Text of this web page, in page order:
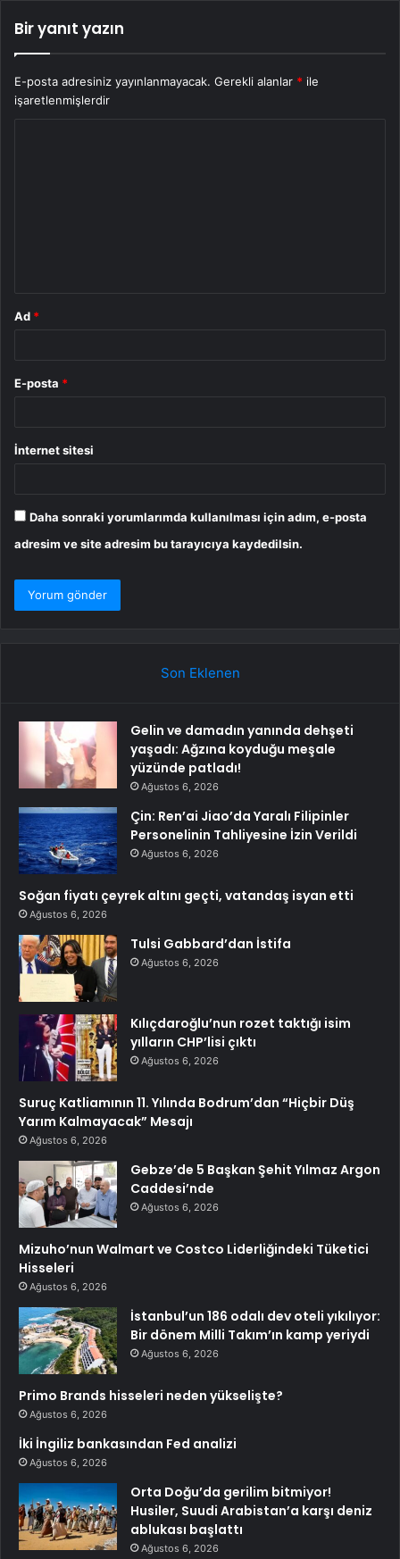
Bir yanıt yazın
E-posta adresiniz yayınlanmayacak. Gerekli alanlar * ile
işaretlenmişlerdir
Ad *
E-posta *
İnternet sitesi
Daha sonraki yorumlarımda kullanılması için adım, e-posta
adresim ve site adresim bu tarayıcıya kaydedilsin.
Son Eklenen
Gelin ve damadın yanında dehşeti
yaşadı: Ağzına koyduğu meşale
yüzünde patladı!
Ağustos 6, 2026
Çin: Ren’ai Jiao’da Yaralı Filipinler
Personelinin Tahliyesine İzin Verildi
Ağustos 6, 2026
Soğan fiyatı çeyrek altını geçti, vatandaş isyan etti
Ağustos 6, 2026
Tulsi Gabbard’dan İstifa
Ağustos 6, 2026
Kılıçdaroğlu’nun rozet taktığı isim
yılların CHP’lisi çıktı
Ağustos 6, 2026
Suruç Katliamının 11. Yılında Bodrum’dan “Hiçbir Düş
Yarım Kalmayacak” Mesajı
Ağustos 6, 2026
Gebze’de 5 Başkan Şehit Yılmaz Argon
Caddesi’nde
Ağustos 6, 2026
Mizuho’nun Walmart ve Costco Liderliğindeki Tüketici
Hisseleri
Ağustos 6, 2026
İstanbul’un 186 odalı dev oteli yıkılıyor:
Bir dönem Milli Takım’ın kamp yeriydi
Ağustos 6, 2026
Primo Brands hisseleri neden yükselişte?
Ağustos 6, 2026
İki İngiliz bankasından Fed analizi
Ağustos 6, 2026
Orta Doğu’da gerilim bitmiyor!
Husiler, Suudi Arabistan’a karşı deniz
ablukası başlattı
Ağustos 6, 2026